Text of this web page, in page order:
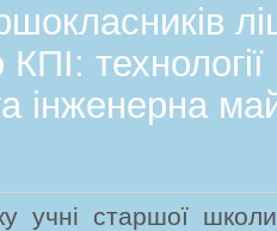
технології
інженерна
учні старшої